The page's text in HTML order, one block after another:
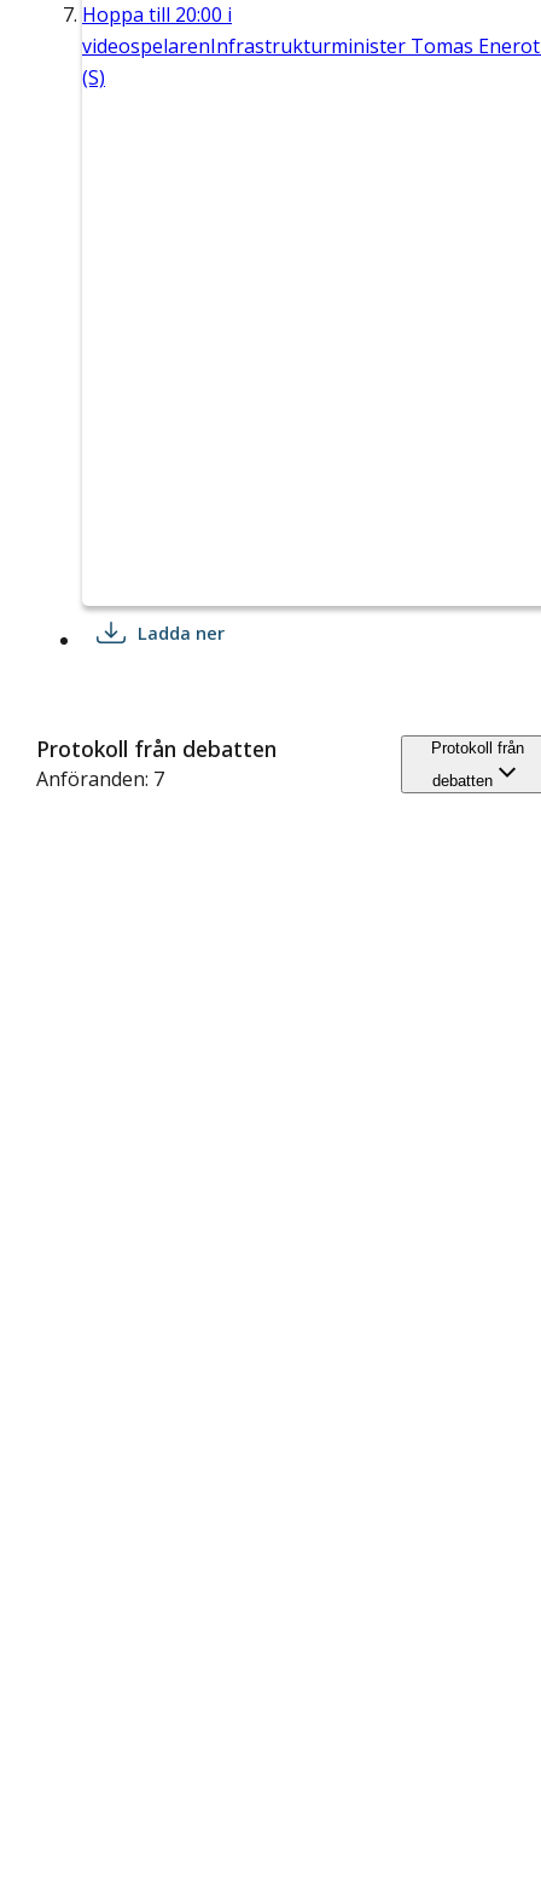
Hoppa till 20:00 i
videospelarenInfrastrukturminister Tomas
(S)
Ladda ner
Protokoll från debatten
Anföranden: 7
Protokoll från
debatten